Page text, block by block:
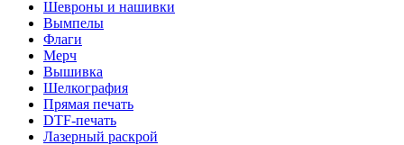
Шевроны и нашивки
Вымпелы
Флаги
Мерч
Вышивка
Шелкография
Прямая печать
DTF-печать
Лазерный раскрой